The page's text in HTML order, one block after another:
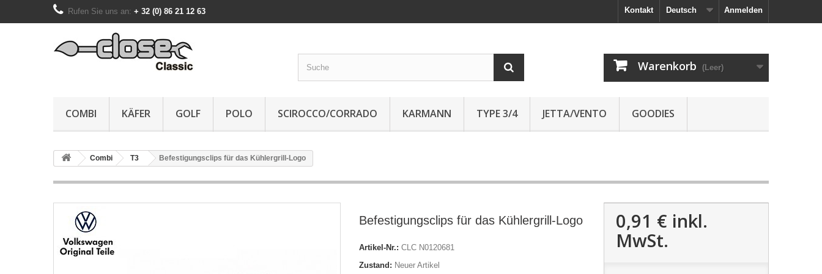
Anmelden
Deutsch
Kontakt
Rufen Sie uns an: + 32 (0) 86 21 12 63
Warenkorb (Leer)
COMBI KÄFER GOLF POLO SCIROCCO/CORRADO KARMANN TYPE 3/4 JETTA/VENTO GOODIES
Combi T3 Befestigungsclips für das Kühlergrill-Logo
Befestigungsclips für das Kühlergrill-Logo
Artikel-Nr.: CLC N0120681
Zustand: Neuer Artikel
0,91 € inkl.
MwSt.